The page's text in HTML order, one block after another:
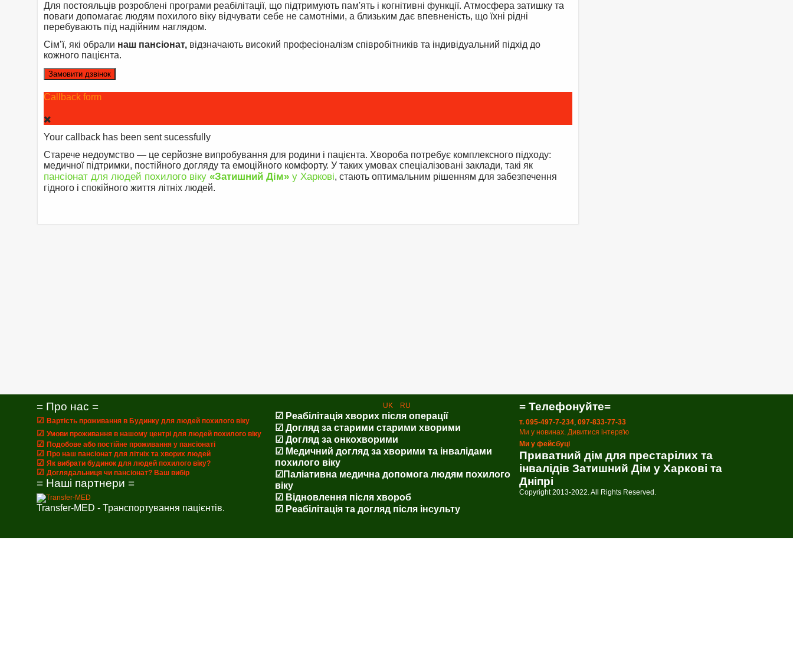
Для постояльців розроблені програми реабілітації, що підтримують пам'ять і когнітивні функції. Атмосфера затишку та
поваги допомагає людям похилого віку відчувати себе не самотніми, а близьким дає впевненість, що їхні рідні
перебувають під надійним наглядом.
Сім’ї, які обрали наш пансіонат, відзначають високий професіоналізм співробітників та індивідуальний підхід до
кожного пацієнта.
Замовити дзвінок
Callback form
Your callback has been sent sucessfully
Старече недоумство — це серйозне випробування для родини і пацієнта. Хвороба потребує комплексного підходу:
медичної підтримки, постійного догляду та емоційного комфорту. У таких умовах спеціалізовані заклади, такі як
пансіонат для людей похилого віку «Затишний Дім» у Харкові, стають оптимальним рішенням для забезпечення
гідного і спокійного життя літніх людей.
= Про нас =
☑ Вартість проживання в Будинку для людей похилого віку
☑ Умови проживання в нашому центрі для людей похилого віку
☑ Подобове або постійне проживання у пансіонаті
☑ Про наш пансіонат для літніх та хворих людей
☑ Як вибрати будинок для людей похилого віку?
☑ Доглядальниця чи пансіонат? Ваш вибір
= Наші партнери =
Transfer-MED - Транспортування пацієнтів.
UK RU
☑ Реабілітація хворих після операції
☑ Догляд за старими старими хворими
☑ Догляд за онкохворими
☑ Медичний догляд за хворими та інвалідами
похилого віку
☑Паліативна медична допомога людям похилого
віку
☑ Відновлення після хвороб
☑ Реабілітація та догляд після інсульту
= Телефонуйте=
т. 095-497-7-234, 097-833-77-33
Ми у новинах. Дивитися інтерв'ю
Ми у фейсбуці
Приватний дім для престарілих та
інвалідів Затишний Дім у Харкові та
Дніпрі
Copyright 2013-2022. All Rights Reserved.